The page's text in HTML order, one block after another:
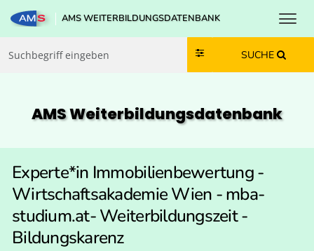
Zum Inhalt springen
Zum Navmenü springen
Zur Suche springen
Zur Footer springen
AMS WEITERBILDUNGSDATENBANK
SUCHE
AMS Weiterbildungs­datenbank
Experte*in Immobilienbewertung -
Wirtschaftsakademie Wien - mba-
studium.at- Weiterbildungszeit -
Bildungskarenz